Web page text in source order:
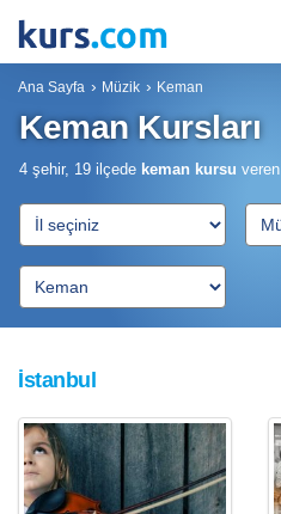
Ana Sayfa Müzik Keman
Keman Kursları
4 şehir, 19 ilçede keman kursu veren
İstanbul